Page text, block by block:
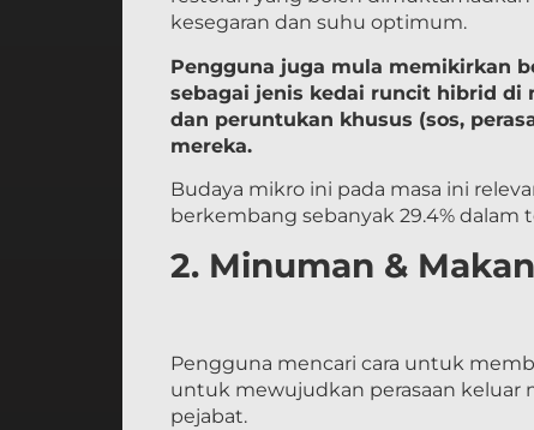
kesegaran dan suhu optimum.
Pengguna juga mula memikirkan
sebagai jenis kedai runcit hibrid di
dan peruntukan khusus (sos,
mereka.
Budaya mikro ini pada masa ini
berkembang sebanyak 29.4% dalam
2. Minuman &
Pengguna mencari cara untuk
untuk mewujudkan perasaan keluar
pejabat.